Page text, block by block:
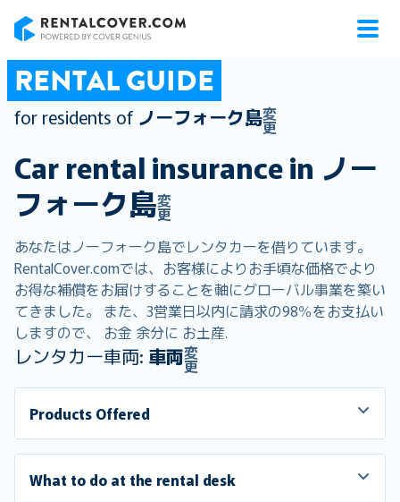
RENTAL GUIDE
for residents of ノーフォーク島変
更
Car rental insurance in ノー
フォーク島変
更
あなたはノーフォーク島でレンタカーを借りています。
RentalCover.comでは、お客様によりお手頃な価格でより
お得な補償をお届けすることを軸にグローバル事業を築い
てきました。 また、3営業日以内に請求の98％をお支払い
しますので、 お金 余分に お土産.
レンタカー車両: 車両変
更
Products Offered
What to do at the rental desk